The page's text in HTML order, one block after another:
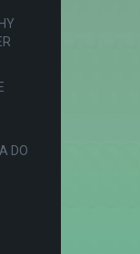
DO